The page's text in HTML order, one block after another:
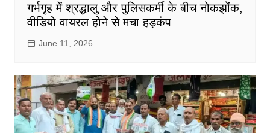
गर्भगृह में श्रद्धालु और पुलिसकर्मी के बीच नोकझोंक,
वीडियो वायरल होने से मचा हड़कंप
June 11, 2026